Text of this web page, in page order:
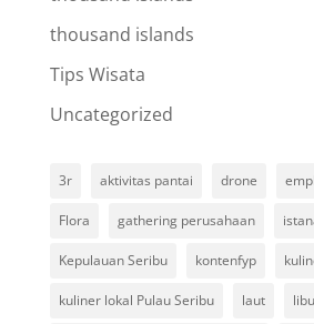
thousand islands
Tips Wisata
Uncategorized
3r aktivitas pantai drone
Flora gathering perusahaan
Kepulauan Seribu kontenfyp
kuliner lokal Pulau Seribu laut